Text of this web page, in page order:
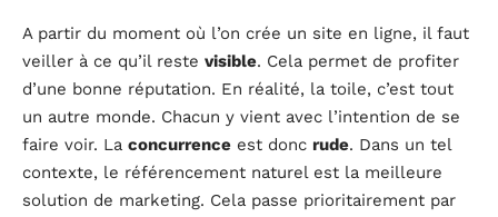
A partir du moment où l’on crée un site en ligne, il faut
veiller à ce qu’il reste visible. Cela permet de profiter
d’une bonne réputation. En réalité, la toile, c’est tout
un autre monde. Chacun y vient avec l’intention de se
faire voir. La concurrence est donc rude. Dans un tel
contexte, le référencement naturel est la meilleure
solution de marketing. Cela passe prioritairement par